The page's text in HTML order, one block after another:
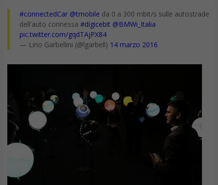
#connectedCar @tmobile da 0 a 300 mbit/s sulle autostrade
dell'auto connessa #digicebit @BMWi_Italia
pic.twitter.com/gqdTAjPX84
— Lino Garbellini (@lgarbell) 14 marzo 2016